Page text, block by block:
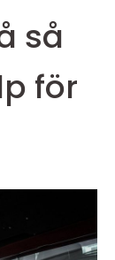
så
för